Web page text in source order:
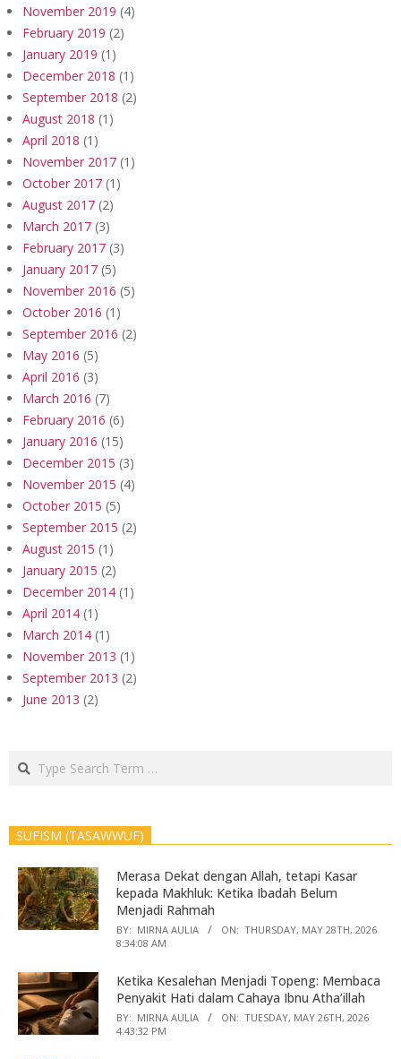
November 2019 (4)
February 2019 (2)
January 2019 (1)
December 2018 (1)
September 2018 (2)
August 2018 (1)
April 2018 (1)
November 2017 (1)
October 2017 (1)
August 2017 (2)
March 2017 (3)
February 2017 (3)
January 2017 (5)
November 2016 (5)
October 2016 (1)
September 2016 (2)
May 2016 (5)
April 2016 (3)
March 2016 (7)
February 2016 (6)
January 2016 (15)
December 2015 (3)
November 2015 (4)
October 2015 (5)
September 2015 (2)
August 2015 (1)
January 2015 (2)
December 2014 (1)
April 2014 (1)
March 2014 (1)
November 2013 (1)
September 2013 (2)
June 2013 (2)
Search
SUFISM (TASAWWUF)
Merasa Dekat dengan Allah, tetapi Kasar
kepada Makhluk: Ketika Ibadah Belum
Menjadi Rahmah
BY: MIRNA AULIA ON: THURSDAY, MAY 28TH, 2026
8:34:08 AM
Ketika Kesalehan Menjadi Topeng: Membaca
Penyakit Hati dalam Cahaya Ibnu Atha’illah
BY: MIRNA AULIA ON: TUESDAY, MAY 26TH, 2026
4:43:32 PM